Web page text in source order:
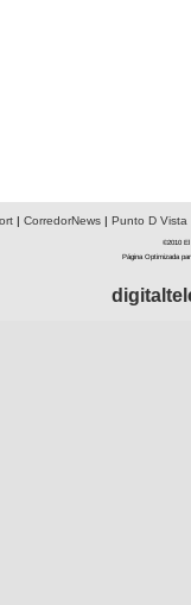
| CorredorNews| Punto D Vista
©2010 El
Página Optimizada